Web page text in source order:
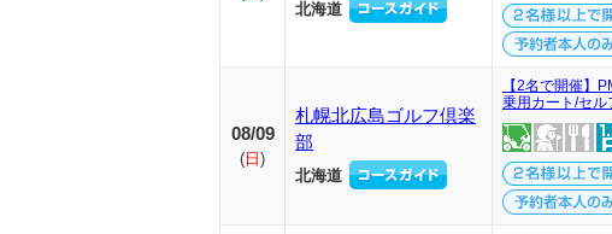
北海道
08/09
( 日 )
札幌北広島ゴルフ倶楽
部
北海道
【2名で開催】
乗用カート/セル